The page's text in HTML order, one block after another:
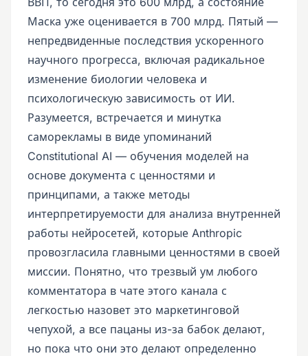
Маска уже оценивается в 700 млрд. Пятый —
непредвиденные последствия ускоренного
научного прогресса, включая радикальное
изменение биологии человека и
психологическую зависимость от ИИ.
Разумеется, встречается и минутка
саморекламы в виде упоминаний
Constitutional AI — обучения моделей на
основе документа с ценностями и
принципами, а также методы
интерпретируемости для анализа внутренней
работы нейросетей, которые Anthropic
провозгласила главными ценностями в своей
миссии. Понятно, что трезвый ум любого
комментатора в чате этого канала с
легкостью назовет это маркетинговой
чепухой, а все пацаны из-за бабок делают,
но пока что они это делают определенно